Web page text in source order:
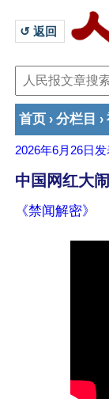
↺ 返回
首页 › 分栏目 ›
2026年6月26日
中国网红大
《禁闻解密》